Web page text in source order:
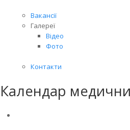
Вакансії
Галереї
Відео
Фото
Контакти
Календар